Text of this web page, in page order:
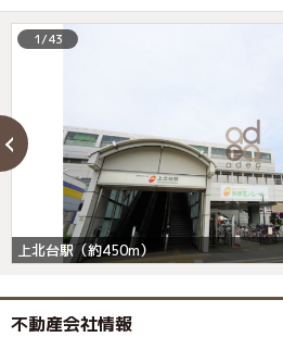
上北台駅（約450m）
1/43
不動産会社情報